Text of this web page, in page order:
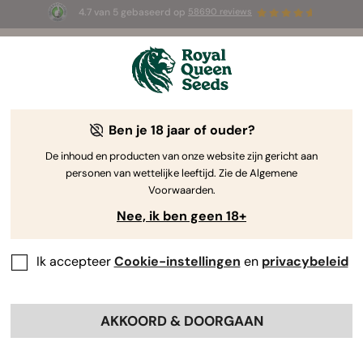
4.7 van 5 gebaseerd op 58690 reviews
3 White Widow Auto zaadjesGRATIS voor de
Royal Queen Seeds reviewerDocent en quality control
manager
Silvia Maroto
Expert in biologie - transgene
gewassen - kwaliteitscontrole en
voedselveiligheid
Professionele profielen:
Ben je 18 jaar of ouder?
De inhoud en producten van onze website zijn gericht aan
personen van wettelijke leeftijd. Zie de Algemene
Voorwaarden.
Nee, ik ben geen 18+
Ik accepteerCookie-instellingen en privacybeleid
AKKOORD & DOORGAAN